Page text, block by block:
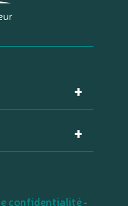
confidentialité